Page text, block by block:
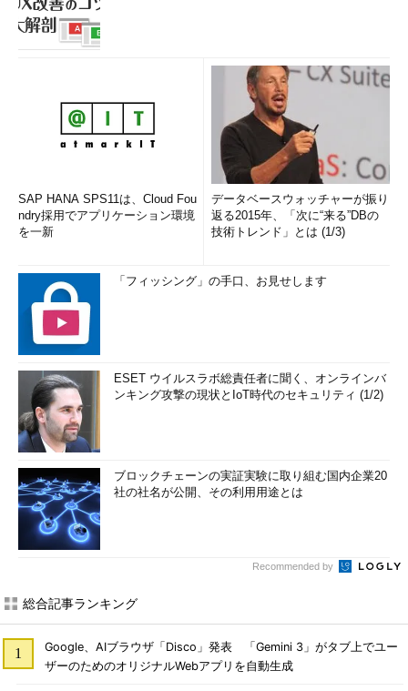
SAP HANA SPS11は、Cloud Fou
ndry採用でアプリケーション環境
を一新
データベースウォッチャーが振り
返る2015年、「次に“来る”DBの
技術トレンド」とは (1/3)
「フィッシング」の手口、お見せします
ESET ウイルスラボ総責任者に聞く、オンラインバ
ンキング攻撃の現状とIoT時代のセキュリティ (1/2)
ブロックチェーンの実証実験に取り組む国内企業20
社の社名が公開、その利用用途とは
Recommended by
総合記事ランキング
Google、AIブラウザ「Disco」発表 「Gemini 3」がタブ上でユー
ザーのためのオリジナルWebアプリを自動生成